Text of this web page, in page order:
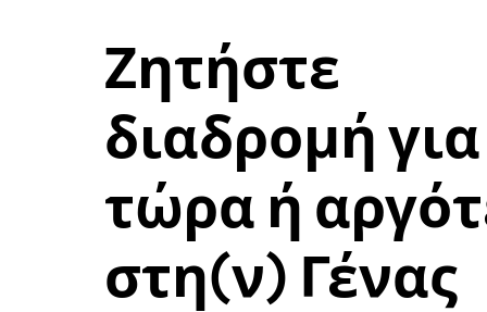
Ζητήστε
διαδρομή για
τώρα ή
στη(ν) Γένας